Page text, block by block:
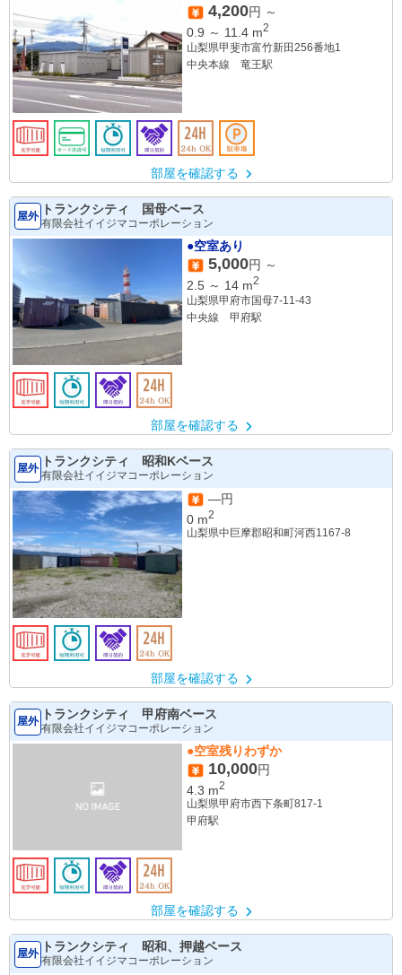
4,200円 ～
0.9 ～ 11.4 m2
山梨県甲斐市富竹新田256番地1
中央本線 竜王駅
部屋を確認する
屋外 トランクシティ 国母ベース
有限会社イイジマコーポレーション
●空室あり
5,000円 ～
2.5 ～ 14 m2
山梨県甲府市国母7-11-43
中央線 甲府駅
部屋を確認する
屋外 トランクシティ 昭和Kベース
有限会社イイジマコーポレーション
—円
0 m2
山梨県中巨摩郡昭和町河西1167-8
部屋を確認する
屋外 トランクシティ 甲府南ベース
有限会社イイジマコーポレーション
●空室残りわずか
10,000円
4.3 m2
山梨県甲府市西下条町817-1
甲府駅
部屋を確認する
屋外 トランクシティ 昭和、押越ベース
有限会社イイジマコーポレーション